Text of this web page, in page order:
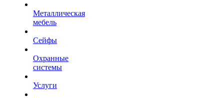
Металлическая
мебель
Сейфы
Охранные
системы
Услуги